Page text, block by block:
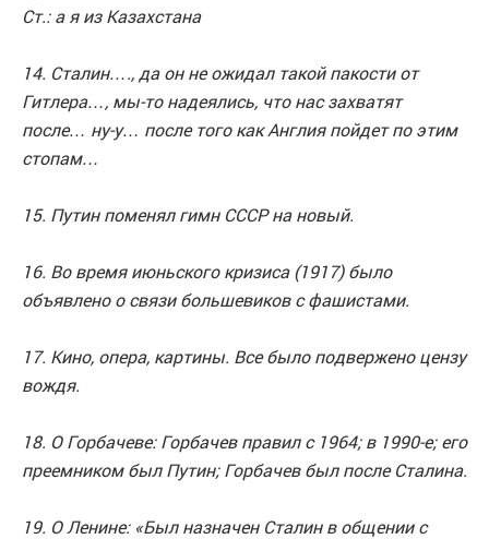
Ст.: а я из Казахстана
14. Сталин…., да он не ожидал такой пакости от
Гитлера…, мы-то надеялись, что нас захватят
после… ну-у… после того как Англия пойдет по этим
стопам…
15. Путин поменял гимн СССР на новый.
16. Во время июньского кризиса (1917) было
объявлено о связи большевиков с фашистами.
17. Кино, опера, картины. Все было подвержено цензу
вождя.
18. О Горбачеве: Горбачев правил с 1964; в 1990-е; его
преемником был Путин; Горбачев был после Сталина.
19. О Ленине: «Был назначен Сталин в общении с